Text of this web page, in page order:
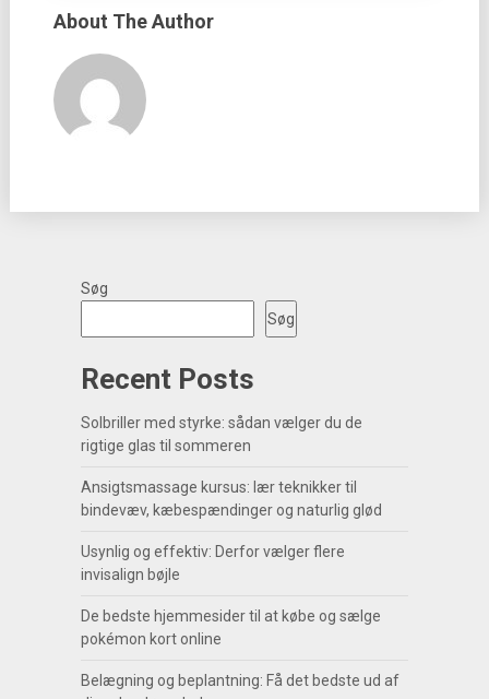
About The Author
Søg
Søg
Recent Posts
Solbriller med styrke: sådan vælger du de
rigtige glas til sommeren
Ansigtsmassage kursus: lær teknikker til
bindevæv, kæbespændinger og naturlig glød
Usynlig og effektiv: Derfor vælger flere
invisalign bøjle
De bedste hjemmesider til at købe og sælge
pokémon kort online
Belægning og beplantning: Få det bedste ud af